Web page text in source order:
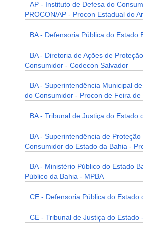
AP - Instituto de Defesa do
PROCON/AP - Procon Estadual do
BA - Defensoria Pública do Estado
BA - Diretoria de Ações de
Consumidor - Codecon Salvador
BA - Superintendência Municipal
do Consumidor - Procon de Feira de
BA - Tribunal de Justiça do Estado
BA - Superintendência de Proteção
Consumidor do Estado da Bahia -
BA - Ministério Público do Estado
Público da Bahia - MPBA
CE - Defensoria Pública do Estado
CE - Tribunal de Justiça do Estado